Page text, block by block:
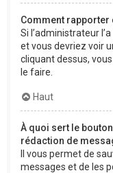
Comment rapporter
Si l’administrateur
et vous devriez voir
cliquant dessus,
le faire.
Haut
À quoi sert le
rédaction de
Il vous permet de
messages et de les